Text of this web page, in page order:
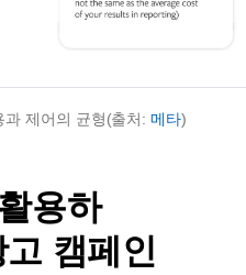
과 제어의 균형(출처:메타)
용하
고 캠페인